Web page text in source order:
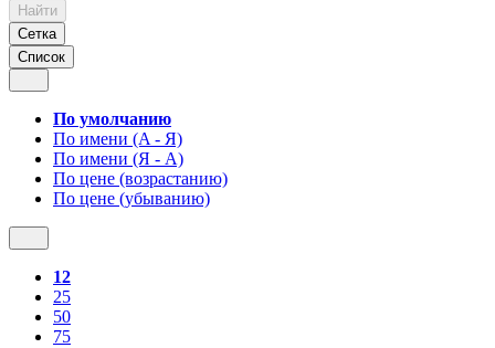
Найти
Сетка
Список
По умолчанию
По имени (A - Я)
По имени (Я - A)
По цене (возрастанию)
По цене (убыванию)
12
25
50
75